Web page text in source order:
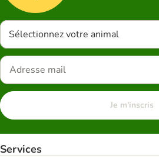
Sélectionnez votre animal
Je m'inscris
Services